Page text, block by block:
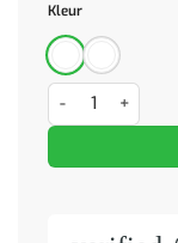
Kleur
Hoge kast Anders